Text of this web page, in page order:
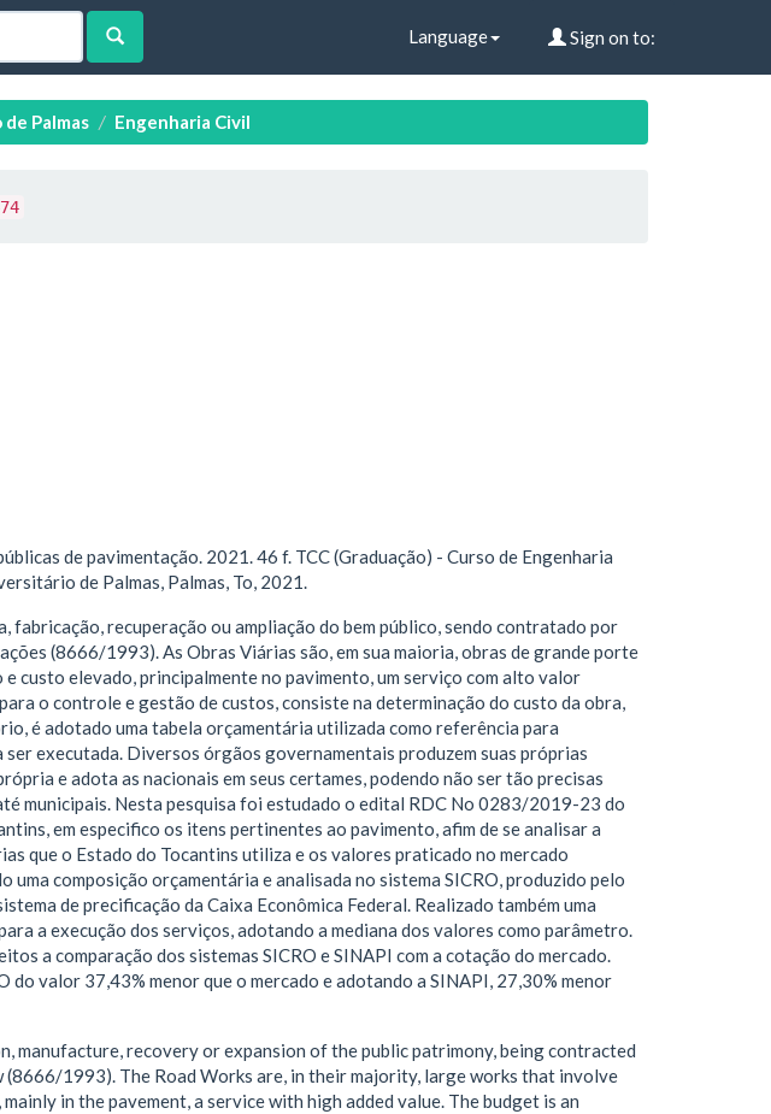
Language Sign on to:
Palmas Engenharia Civil
de pavimentação. 2021. 46 f. TCC (Graduação) - Curso de Engenharia
de Palmas, Palmas, To, 2021.
recuperação ou ampliação do bem público, sendo contratado por
(8666/1993). As Obras Viárias são, em sua maioria, obras de grande porte
custo elevado, principalmente no pavimento, um serviço com alto valor
o controle e gestão de custos, consiste na determinação do custo da obra,
é adotado uma tabela orçamentária utilizada como referência para
executada. Diversos órgãos governamentais produzem suas próprias
e adota as nacionais em seus certames, podendo não ser tão precisas
municipais. Nesta pesquisa foi estudado o edital RDC No 0283/2019-23 do
em especifico os itens pertinentes ao pavimento, afim de se analisar a
que o Estado do Tocantins utiliza e os valores praticado no mercado
composição orçamentária e analisada no sistema SICRO, produzido pelo
de precificação da Caixa Econômica Federal. Realizado também uma
a execução dos serviços, adotando a mediana dos valores como parâmetro.
a comparação dos sistemas SICRO e SINAPI com a cotação do mercado.
do valor 37,43% menor que o mercado e adotando a SINAPI, 27,30% menor
manufacture, recovery or expansion of the public patrimony, being contracted
1993). The Road Works are, in their majority, large works that involve
in the pavement, a service with high added value. The budget is an